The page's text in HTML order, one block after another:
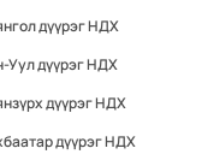
дүүрэг НДХ
Уул дүүрэг НДХ
дүүрэг НДХ
дүүрэг НДХ